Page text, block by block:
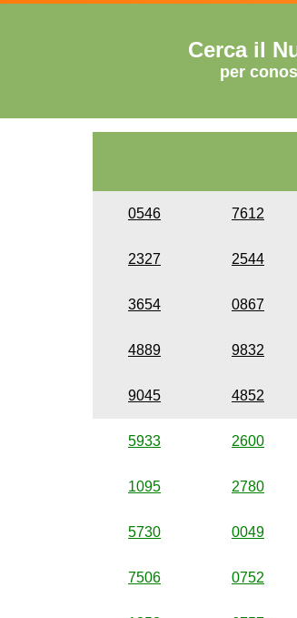
Cerca il
per
0546 7612
2327 2544
3654 0867
4889 9832
9045 4852
5933 2600
1095 2780
5730 0049
7506 0752